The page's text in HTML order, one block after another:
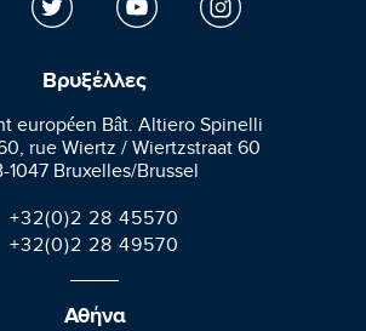
Βρυξέλλες
européen Bât. Altiero Spinelli
rue Wiertz / Wiertzstraat 60
1047 Bruxelles/Brussel
+32(0)2 28 45570
+32(0)2 28 49570
Αθήνα